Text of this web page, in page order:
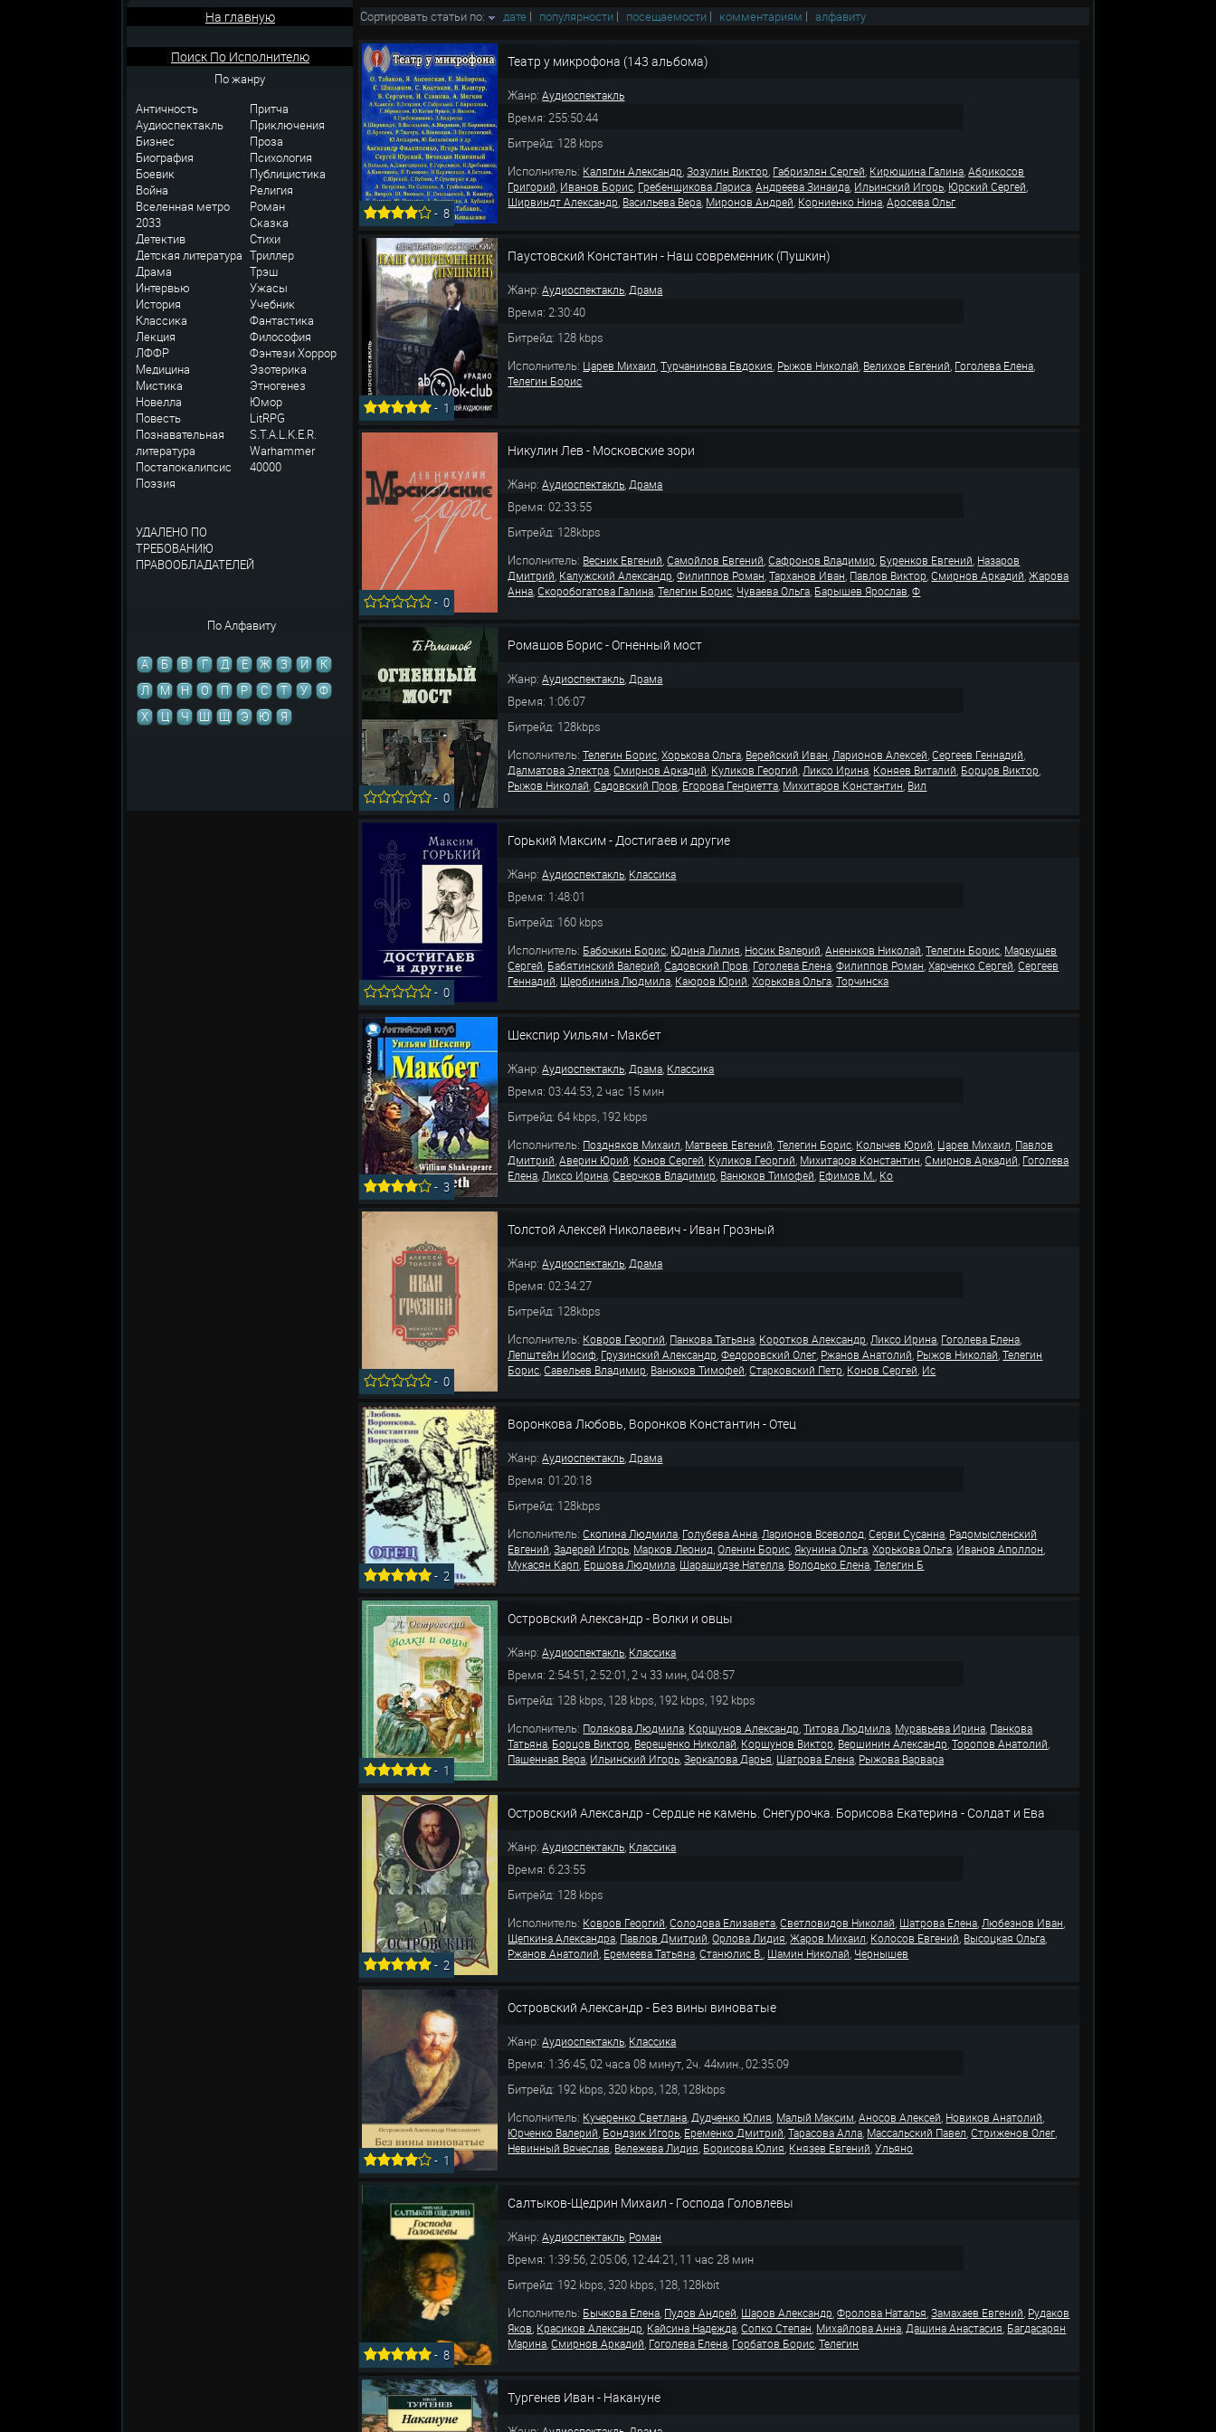
На главную
Поиск По Исполнителю
По жанру
Античность
Аудиоспектакль
Бизнес
Биография
Боевик
Война
Вселенная метро
2033
Детектив
Детская литература
Драма
Интервью
История
Классика
Лекция
ЛФФР
Медицина
Мистика
Новелла
Повесть
Познавательная
литература
Постапокалипсис
Поэзия
УДАЛЕНО ПО
ТРЕБОВАНИЮ
ПРАВООБЛАДАТЕЛЕЙ
Притча
Приключения
Проза
Психология
Публицистика
Религия
Роман
Сказка
Стихи
Триллер
Трэш
Ужасы
Учебник
Фантастика
Философия
ФэнтезиХоррор
Эзотерика
Этногенез
Юмор
LitRPG
S.T.A.L.K.E.R.
Warhammer
40000
По Алфавиту
А Б В Г Д Е Ж З И
К
Л
М Н О П Р С Т У
Ф
Х
Ц Ч Ш Щ Э Ю Я
Сортировать статьи по: дате | популярности | посещаемости | комментариям | алфавиту
-8
Театр у микрофона (143 альбома)
Жанр:Аудиоспектакль
Время: 255:50:44
Битрейд: 128 kbps
Исполнитель: Калягин Александр,Зозулин Виктор, Габриэлян Сергей, Кирюшина Галина,Абрикосов
Григорий, Иванов Борис, Гребенщикова Лариса,Андреева Зинаида, Ильинский Игорь, Юрский Сергей,
Ширвиндт Александр, Васильева Вера, Миронов Андрей, Корниенко Нина,Аросева Ольг
- 1
Паустовский Константин - Наш современник (Пушкин)
Жанр:Аудиоспектакль,Драма
Время: 2:30:40
Битрейд: 128 kbps
Исполнитель: Царев Михаил,Турчанинова Евдокия, Рыжов Николай, Велихов Евгений, Гоголева Елена,
Телегин Борис
-0
Никулин Лев - Московские зори
Жанр:Аудиоспектакль,Драма
Время: 02:33:55
Битрейд: 128kbps
Исполнитель: Весник Евгений,Самойлов Евгений,Сафронов Владимир, Буренков Евгений, Назаров
Дмитрий, Калужский Александр,Филиппов Роман,Тарханов Иван, Павлов Виктор,Смирнов Аркадий,Жарова
Анна,Скоробогатова Галина,Телегин Борис, Чуваева Ольга, Барышев Ярослав,Ф
-0
Ромашов Борис - Огненный мост
Жанр:Аудиоспектакль,Драма
Время: 1:06:07
Битрейд: 128kbps
Исполнитель:Телегин Борис,Хорькова Ольга, Верейский Иван,Ларионов Алексей,Сергеев Геннадий,
Далматова Электра,Смирнов Аркадий, Куликов Георгий,Ликсо Ирина, Коняев Виталий, Борцов Виктор,
Рыжов Николай,Садовский Пров, Егорова Генриетта, Михитаров Константин, Вил
-0
Горький Максим - Достигаев и другие
Жанр:Аудиоспектакль Классика
Время: 1:48:01
Битрейд: 160 kbps
Исполнитель: Бабочкин Борис Юдина Лилия Носик Валерий ,Аненнков Николай ,Телегин Борис Маркушев
Сергей Бабятинский Валерий ,Садовский Пров Гоголева Елена ,Филиппов Роман ,Харченко Сергей ,Сергеев
Геннадий Щербинина Людмила Каюров Юрий ,Хорькова Ольга ,Торчинска
-3
Шекспир Уильям - Макбет
Жанр:Аудиоспектакль,Драма, Классика
Время: 03:44:53, 2 час 15 мин
Битрейд: 64 kbps, 192 kbps
Исполнитель: Поздняков Михаил, Матвеев Евгений,Телегин Борис, Колычев Юрий, Царев Михаил, Павлов
Дмитрий,Аверин Юрий, Конов Сергей, Куликов Георгий, Михитаров Константин,Смирнов Аркадий, Гоголева
Елена,Ликсо Ирина,Сверчков Владимир, Ванюков Тимофей, Ефимов М. , Ко
-0
Толстой Алексей Николаевич - Иван Грозный
Жанр:Аудиоспектакль,Драма
Время: 02:34:27
Битрейд: 128kbps
Исполнитель: Ковров Георгий, Панкова Татьяна, Коротков Александр,Ликсо Ирина, Гоголева Елена,
Лепштейн Иосиф, Грузинский Александр,Федоровский Олег, Ржанов Анатолий, Рыжов Николай,Телегин
Борис,Савельев Владимир, Ванюков Тимофей,Старковский Петр, Конов Сергей, Ис
-2
Воронкова Любовь, Воронков Константин - Отец
Жанр:Аудиоспектакль,Драма
Время: 01:20:18
Битрейд: 128kbps
Исполнитель:Скопина Людмила, Голубева Анна,Ларионов Всеволод,Серви Сусанна, Радомысленский
Евгений,Задерей Игорь, Марков Леонид,Оленин Борис,Якунина Ольга,Хорькова Ольга, Иванов Аполлон,
Мукасян Карп, Ершова Людмила, Шарашидзе Нателла, Володько Елена,Телегин Б
- 1
Островский Александр - Волки и овцы
Жанр:Аудиоспектакль, Классика
Время: 2:54:51, 2:52:01, 2 ч 33 мин, 04:08:57
Битрейд: 128 kbps, 128 kbps, 192 kbps, 192 kbps
Исполнитель: Полякова Людмила, Коршунов Александр,Титова Людмила, Муравьева Ирина, Панкова
Татьяна, Борцов Виктор, Верещенко Николай, Коршунов Виктор, Вершинин Александр,Торопов Анатолий,
Пашенная Вера, Ильинский Игорь,Зеркалова Дарья, Шатрова Елена, Рыжова Варвара
-2
Островский Александр - Сердце не камень. Снегурочка. Борисова Екатерина - Солдат и Ева
Жанр:Аудиоспектакль, Классика
Время: 6:23:55
Битрейд: 128 kbps
Исполнитель: Ковров Георгий,Солодова Елизавета,Светловидов Николай, Шатрова Елена,Любезнов Иван,
Щепкина Александра, Павлов Дмитрий,Орлова Лидия,Жаров Михаил, Колосов Евгений, Высоцкая Ольга,
Ржанов Анатолий, Еремеева Татьяна,Станюлис В., Шамин Николай, Чернышев
- 1
Островский Александр - Без вины виноватые
Жанр:Аудиоспектакль, Классика
Время: 1:36:45, 02 часа 08 минут, 2ч. 44мин., 02:35:09
Битрейд: 192 kbps, 320 kbps, 128, 128kbps
Исполнитель: Кучеренко Светлана,Дудченко Юлия, Малый Максим,Аносов Алексей, Новиков Анатолий,
Юрченко Валерий, Бондзик Игорь, Еременко Дмитрий,Тарасова Алла, Массальский Павел,Стриженов Олег,
Невинный Вячеслав, Вележева Лидия, Борисова Юлия, Князев Евгений,Ульяно
-8
Салтыков-Щедрин Михаил - Господа Головлевы
Жанр:Аудиоспектакль Роман
Время: 1:39:56, 2:05:06, 12:44:21, 11 час 28 мин
Битрейд: 192 kbps, 320 kbps, 128, 128kbit
Исполнитель: Бычкова Елена Пудов Андрей Шаров Александр ,Фролова Наталья ,Замахаев Евгений Рудаков
Яков Красиков Александр Кайсина Надежда ,Сопко Степан Михайлова Анна Дашина Анастасия Багдасарян
Марина ,Смирнов Аркадий Гоголева Елена Горбатов Борис ,Телегин
Тургенев Иван - Накануне